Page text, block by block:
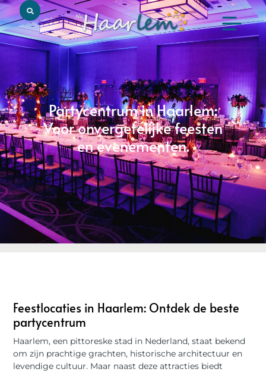
Partycentrum in Haarlem:
Voor onvergetelijke feesten
en evenementen.
Feestlocaties in Haarlem: Ontdek de beste
partycentrum
Haarlem, een pittoreske stad in Nederland, staat bekend
om zijn prachtige grachten, historische architectuur en
levendige cultuur. Maar naast deze attracties biedt